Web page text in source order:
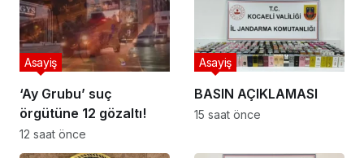
‘Ay Grubu’ suç
örgütüne 12 gözaltı!
Asayiş
12 saat önce
BASIN AÇIKLAMASI
Asayiş
15 saat önce